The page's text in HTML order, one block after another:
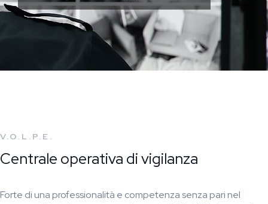
V.O.L.P.E.
Centrale operativa di vigilanza
Forte di una professionalità e competenza senza pari nel